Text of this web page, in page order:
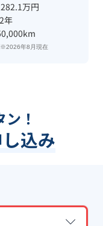
万円
年
※2026年8月現在
！
し込み